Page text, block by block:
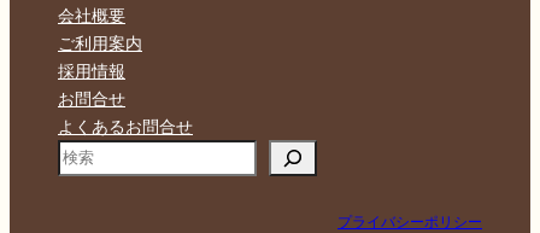
会社概要
ご利用案内
採用情報
お問合せ
よくあるお問合せ
検
プライバシーポリシー